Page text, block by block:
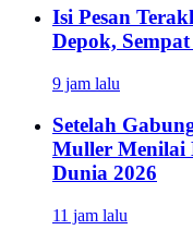
Isi Pesan
Depok,
9 jam lalu
Setelah
Muller Menilai
Dunia 2026
11 jam lalu